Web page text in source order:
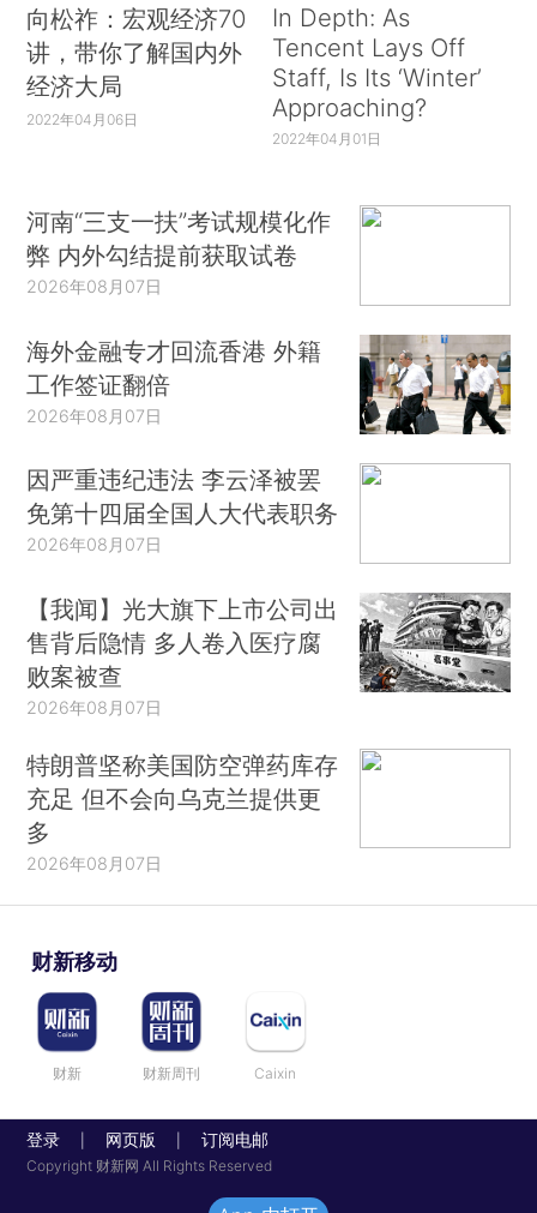
向松祚：宏观经济70
讲，带你了解国内外
经济大局
2022年04月06日
In Depth: As
Tencent Lays Off
Staff, Is Its ‘Winter’
Approaching?
2022年04月01日
河南“三支一扶”考试规模化作
弊 内外勾结提前获取试卷
2026年08月07日
海外金融专才回流香港 外籍
工作签证翻倍
2026年08月07日
因严重违纪违法 李云泽被罢
免第十四届全国人大代表职务
2026年08月07日
【我闻】光大旗下上市公司出
售背后隐情 多人卷入医疗腐
败案被查
2026年08月07日
特朗普坚称美国防空弹药库存
充足 但不会向乌克兰提供更
多
2026年08月07日
财新移动
财新 财新周刊 Caixin
登录 网页版 订阅电邮
Copyright 财新网 All Rights Reserved